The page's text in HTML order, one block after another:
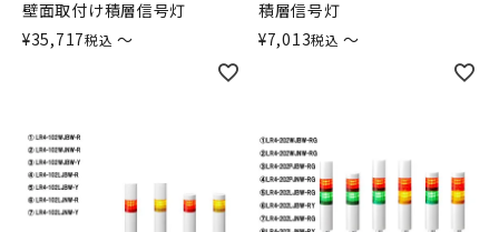
壁面取付け積層信号灯
¥35,717税込 〜
積層信号灯
¥7,013税込 〜